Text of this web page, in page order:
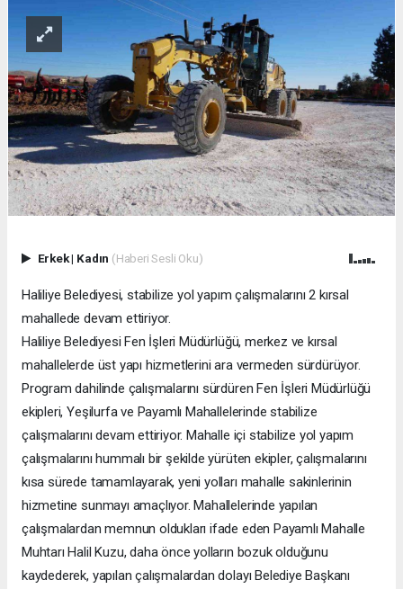
Erkek| Kadın (Haberi Sesli Oku)
Haliliye Belediyesi, stabilize yol yapım çalışmalarını 2 kırsal
mahallede devam ettiriyor.
Haliliye Belediyesi Fen İşleri Müdürlüğü, merkez ve kırsal
mahallelerde üst yapı hizmetlerini ara vermeden sürdürüyor.
Program dahilinde çalışmalarını sürdüren Fen İşleri Müdürlüğü
ekipleri, Yeşilurfa ve Payamlı Mahallelerinde stabilize
çalışmalarını devam ettiriyor. Mahalle içi stabilize yol yapım
çalışmalarını hummalı bir şekilde yürüten ekipler, çalışmalarını
kısa sürede tamamlayarak, yeni yolları mahalle sakinlerinin
hizmetine sunmayı amaçlıyor. Mahallelerinde yapılan
çalışmalardan memnun oldukları ifade eden Payamlı Mahalle
Muhtarı Halil Kuzu, daha önce yolların bozuk olduğunu
kaydederek, yapılan çalışmalardan dolayı Belediye Başkanı